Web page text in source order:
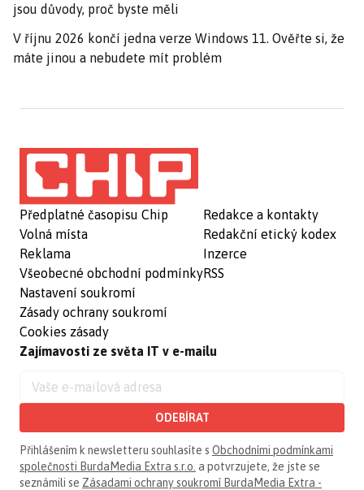
jsou důvody, proč byste měli
V říjnu 2026 končí jedna verze Windows 11. Ověřte si, že
máte jinou a nebudete mít problém
Předplatné časopisu Chip
Volná místa
Reklama
Všeobecné obchodní podmínky
Nastavení soukromí
Zásady ochrany soukromí
Cookies zásady
Redakce a kontakty
Redakční etický kodex
Inzerce
RSS
Zajímavosti ze světa IT v e-mailu
ODEBÍRAT
Přihlášením k newsletteru souhlasíte s Obchodními podmínkami
společnosti BurdaMedia Extra s.r.o. a potvrzujete, že jste se
seznámili se Zásadami ochrany soukromí BurdaMedia Extra -